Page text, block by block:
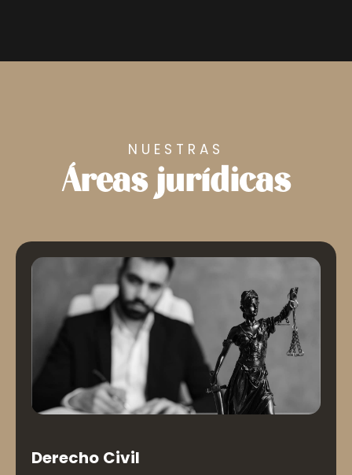
NUESTRAS
Áreas jurídicas
Derecho Civil